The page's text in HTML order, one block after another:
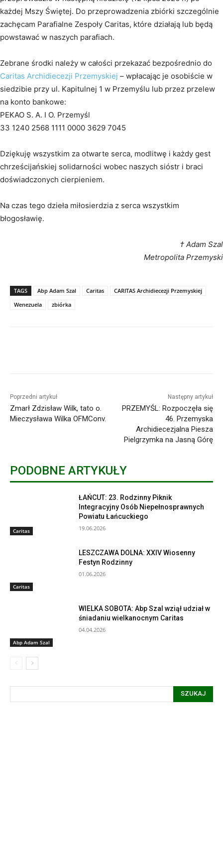
każdej Mszy Świętej. Do przeprowadzenia zbiórki szczególnie
zachęcam Parafialne Zespoły Caritas, które działają lub będą
powstawać w naszych parafiach.
Zebrane środki należy w całości przekazać bezpośrednio do
Caritas Archidiecezji Przemyskiej – wpłacając je osobiście w
siedzibie przy ul. Kapitulnej 1 w Przemyślu lub przez przelew
na konto bankowe:
PEKAO S. A. I O. Przemyśl
33 1240 2568 1111 0000 3629 7045
Dziękuję wszystkim za otwarte serca, modlitwę i każdy gest
chrześcijańskiej solidarności wobec naszych sióstr i braci
doświadczonych cierpieniem.
Na czas tego dzieła miłosierdzia z serca wszystkim
błogosławię.
† Adam Szal
Metropolita Przemyski
TAGS Abp Adam Szal Caritas
CARITAS Archidiecezji Przemyskiej
Wenezuela
zbiórka
Poprzedni artykuł
Zmarł Zdzisław Wilk, tato o.
Mieczysława Wilka OFMConv.
Następny artykuł
PRZEMYŚL: Rozpoczęła się
46. Przemyska
Archidiecezjalna Piesza
Pielgrzymka na Jasną Górę
PODOBNE ARTYKUŁY
Caritas
ŁAŃCUT: 23. Rodzinny Piknik
Integracyjny Osób Niepełnosprawnych
Powiatu Łańcuckiego
19.06.2026
Caritas
LESZCZAWA DOLNA: XXIV Wiosenny
Festyn Rodzinny
01.06.2026
Abp Adam Szal
WIELKA SOBOTA: Abp Szal wziął udział w
śniadaniu wielkanocnym Caritas
04.04.2026
SZUKAJ